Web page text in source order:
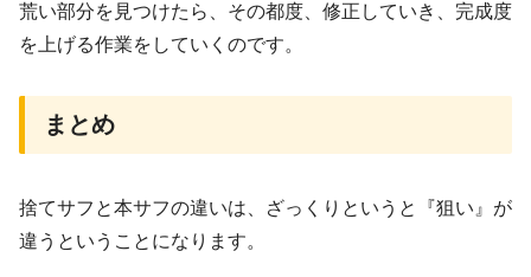
荒い部分を見つけたら、その都度、修正していき、完成度
を上げる作業をしていくのです。
まとめ
捨てサフと本サフの違いは、ざっくりというと『狙い』が
違うということになります。